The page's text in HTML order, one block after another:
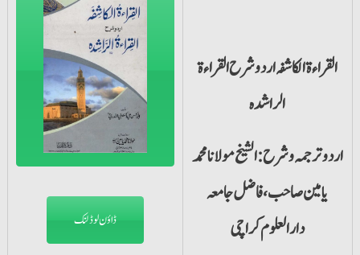
ڈاؤن لوڈ لنک
القراءۃ الکاشفہ اردو شرح القراءۃ
الراشدہ
اردو ترجمہ و شرح:الشیخ مولانا محمد
یامین صاحب،فاضل جامعہ
دارالعلوم کراچی